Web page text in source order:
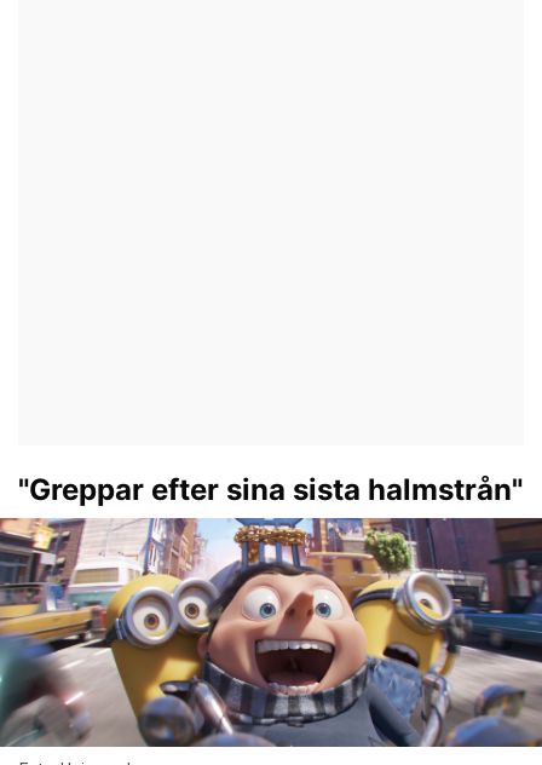
"Greppar efter sina sista halmstrån"